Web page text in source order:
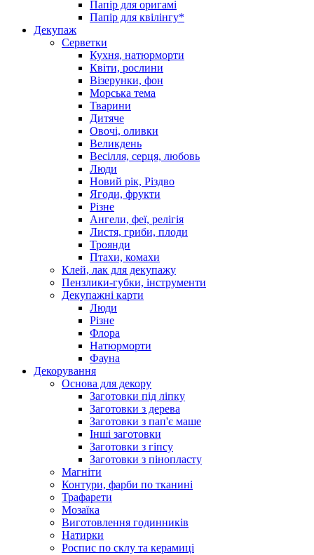
Папір для оригамі
Папір для квілінгу*
Декупаж
Серветки
Кухня, натюрморти
Квіти, рослини
Візерунки, фон
Морська тема
Тварини
Дитяче
Овочі, оливки
Великдень
Весілля, серця, любовь
Люди
Новий рік, Різдво
Ягоди, фрукти
Різне
Ангели, феї, релігія
Листя, гриби, плоди
Троянди
Птахи, комахи
Клей, лак для декупажу
Пензлики-губки, інструменти
Декупажні карти
Люди
Різне
Флора
Натюрморти
Фауна
Декорування
Основа для декору
Заготовки під ліпку
Заготовки з дерева
Заготовки з пап'є маше
Інші заготовки
Заготовки з гіпсу
Заготовки з пінопласту
Магніти
Контури, фарби по тканині
Трафарети
Мозаїка
Виготовлення годинників
Натирки
Роспис по склу та керамиці